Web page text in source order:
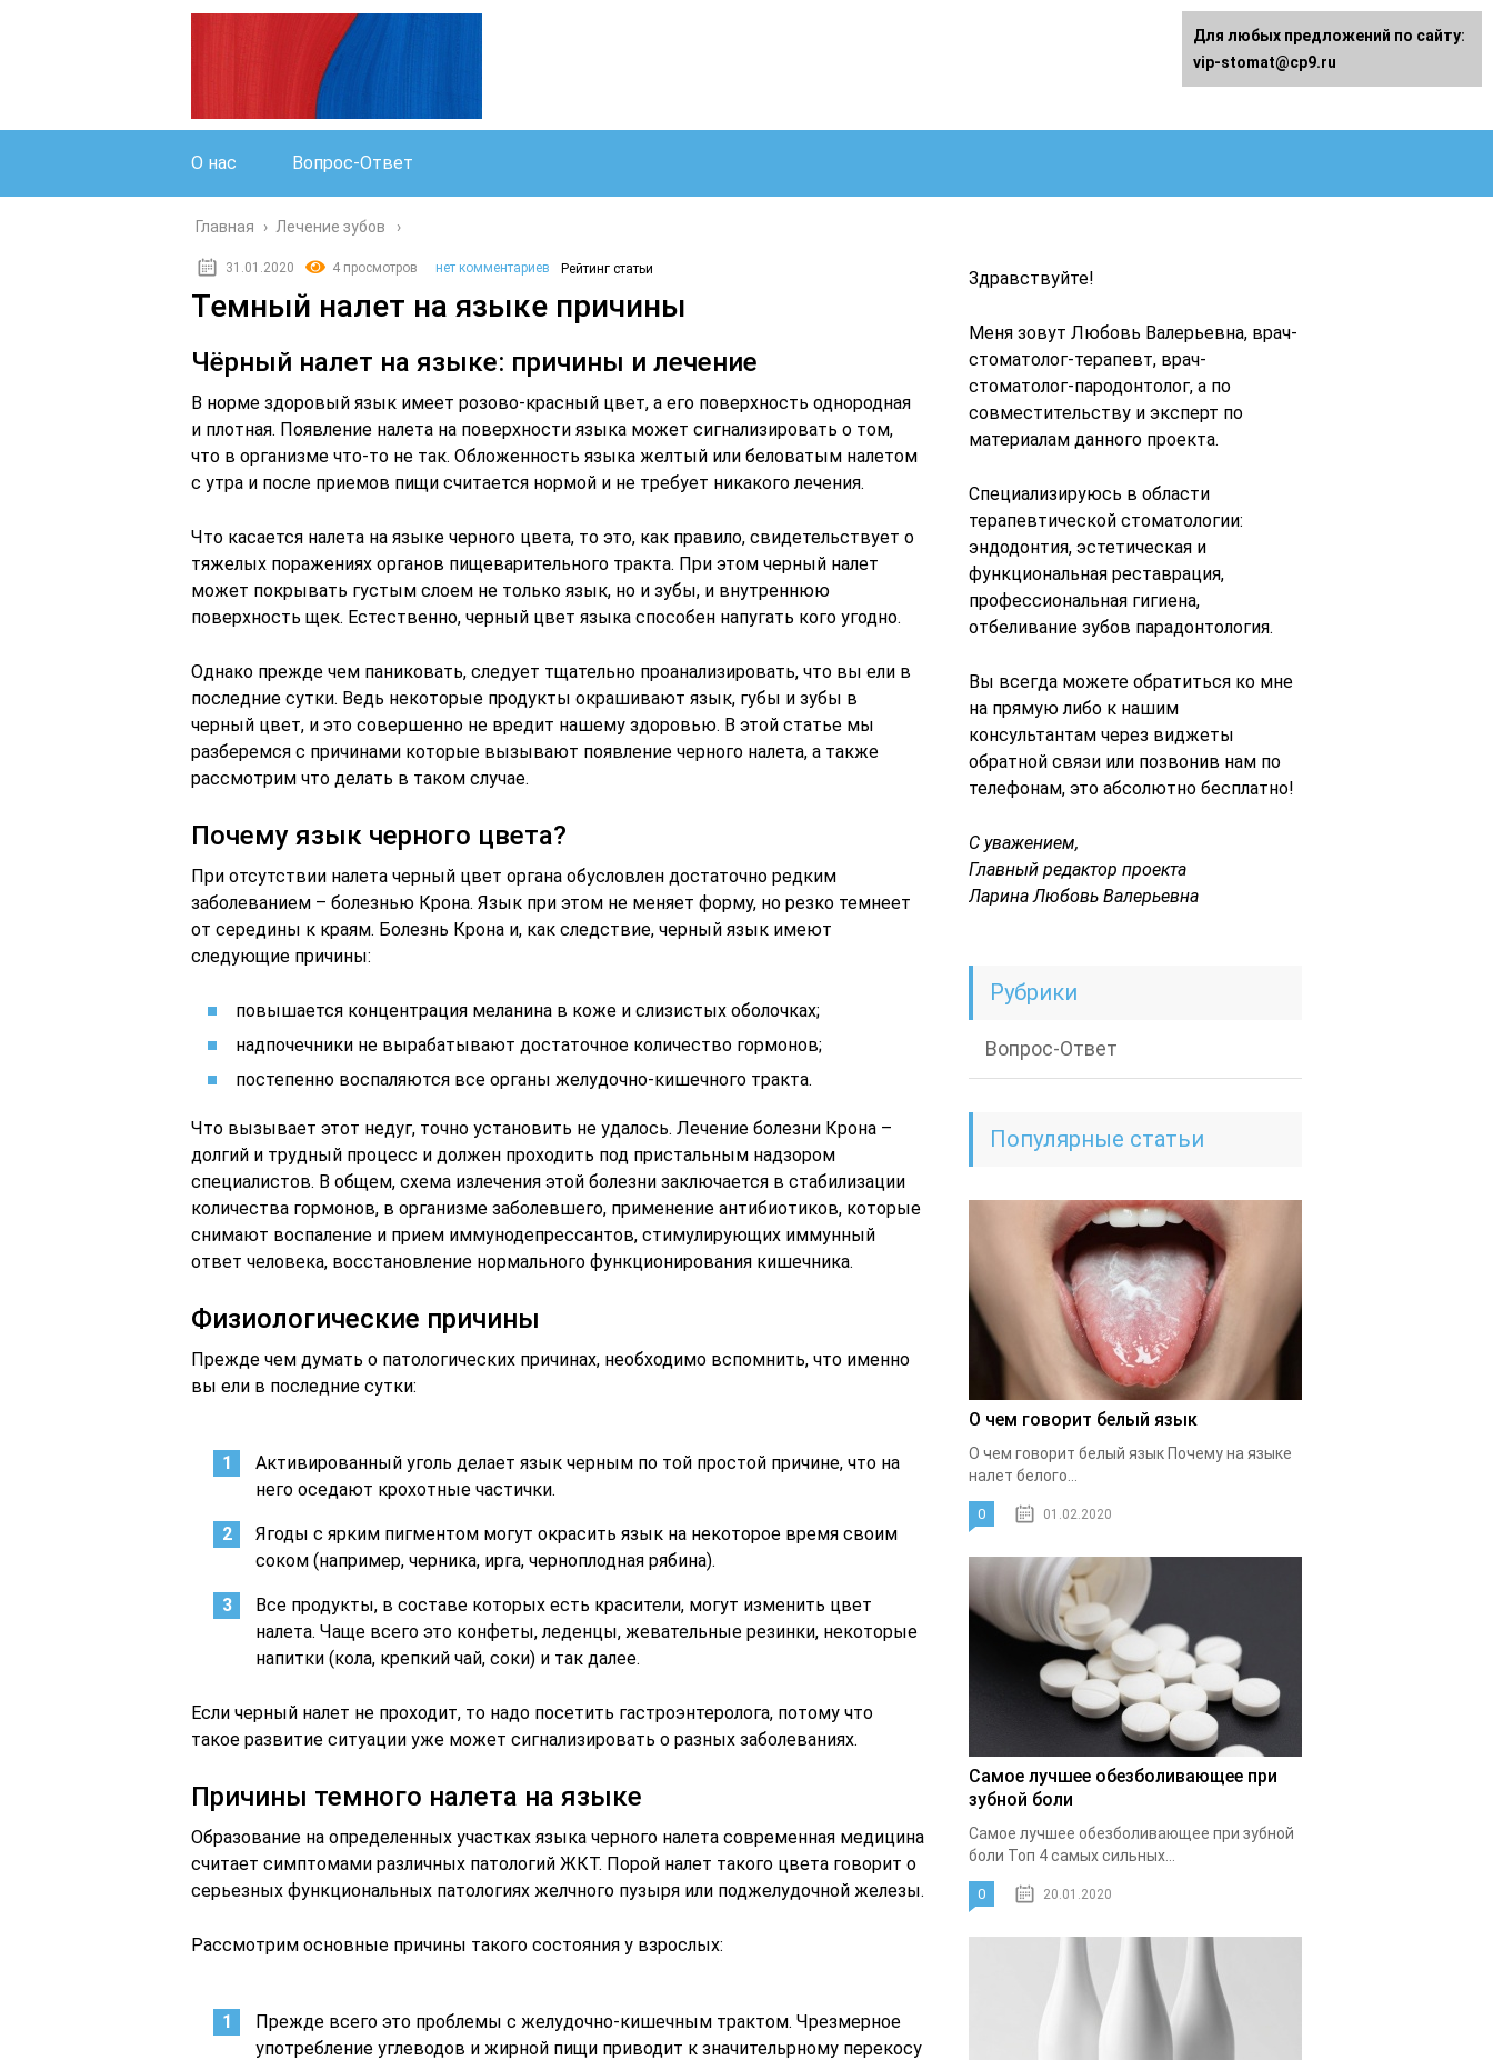
О нас Вопрос-Ответ
Главная › Лечение зубов
31.01.2020 4 просмотров нет комментариев Рейтинг статьи
Темный налет на языке причины
Чёрный налет на языке: причины и лечение
В норме здоровый язык имеет розово-красный цвет, а его поверхность однородная
и плотная. Появление налета на поверхности языка может сигнализировать о том,
что в организме что-то не так. Обложенность языка желтый или беловатым налетом
с утра и после приемов пищи считается нормой и не требует никакого лечения.
Что касается налета на языке черного цвета, то это, как правило, свидетельствует о
тяжелых поражениях органов пищеварительного тракта. При этом черный налет
может покрывать густым слоем не только язык, но и зубы, и внутреннюю
поверхность щек. Естественно, черный цвет языка способен напугать кого угодно.
Однако прежде чем паниковать, следует тщательно проанализировать, что вы ели в
последние сутки. Ведь некоторые продукты окрашивают язык, губы и зубы в
черный цвет, и это совершенно не вредит нашему здоровью. В этой статье мы
разберемся с причинами которые вызывают появление черного налета, а также
рассмотрим что делать в таком случае.
Почему язык черного цвета?
При отсутствии налета черный цвет органа обусловлен достаточно редким
заболеванием – болезнью Крона. Язык при этом не меняет форму, но резко темнеет
от середины к краям. Болезнь Крона и, как следствие, черный язык имеют
следующие причины:
повышается концентрация меланина в коже и слизистых оболочках;
надпочечники не вырабатывают достаточное количество гормонов;
постепенно воспаляются все органы желудочно-кишечного тракта.
Что вызывает этот недуг, точно установить не удалось. Лечение болезни Крона –
долгий и трудный процесс и должен проходить под пристальным надзором
специалистов. В общем, схема излечения этой болезни заключается в стабилизации
количества гормонов, в организме заболевшего, применение антибиотиков, которые
снимают воспаление и прием иммунодепрессантов, стимулирующих иммунный
ответ человека, восстановление нормального функционирования кишечника.
Физиологические причины
Прежде чем думать о патологических причинах, необходимо вспомнить, что именно
вы ели в последние сутки:
Активированный уголь делает язык черным по той простой причине, что на
него оседают крохотные частички.
Ягоды с ярким пигментом могут окрасить язык на некоторое время своим
соком (например, черника, ирга, черноплодная рябина).
Все продукты, в составе которых есть красители, могут изменить цвет
налета. Чаще всего это конфеты, леденцы, жевательные резинки, некоторые
напитки (кола, крепкий чай, соки) и так далее.
Если черный налет не проходит, то надо посетить гастроэнтеролога, потому что
такое развитие ситуации уже может сигнализировать о разных заболеваниях.
Причины темного налета на языке
Образование на определенных участках языка черного налета современная медицина
считает симптомами различных патологий ЖКТ. Порой налет такого цвета говорит о
серьезных функциональных патологиях желчного пузыря или поджелудочной железы.
Рассмотрим основные причины такого состояния у взрослых:
Прежде всего это проблемы с желудочно-кишечным трактом. Чрезмерное
употребление углеводов и жирной пищи приводит к значительрному перекосу
Здравствуйте!
Меня зовут Любовь Валерьевна, врач-
стоматолог-терапевт, врач-
стоматолог-пародонтолог, а по
совместительству и эксперт по
материалам данного проекта.
Специализируюсь в области
терапевтической стоматологии:
эндодонтия, эстетическая и
функциональная реставрация,
профессиональная гигиена,
отбеливание зубов парадонтология.
Вы всегда можете обратиться ко мне
на прямую либо к нашим
консультантам через виджеты
обратной связи или позвонив нам по
телефонам, это абсолютно бесплатно!
С уважением,
Главный редактор проекта
Ларина Любовь Валерьевна
Рубрики
Вопрос-Ответ
Популярные статьи
О чем говорит белый язык
О чем говорит белый язык Почему на языке
налет белого...
0 01.02.2020
Самое лучшее обезболивающее при
зубной боли
Самое лучшее обезболивающее при зубной
боли Топ 4 самых сильных...
0 20.01.2020
Для любых предложений по сайту:
vip-stomat@cp9.ru